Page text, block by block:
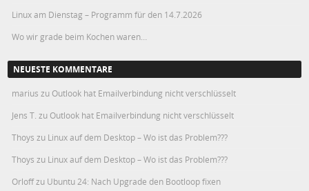
Linux am Dienstag – Programm für den 14.7.2026
Wo wir grade beim Kochen waren…
NEUESTE KOMMENTARE
marius zu Outlook hat Emailverbindung nicht verschlüsselt
Jens T. zu Outlook hat Emailverbindung nicht verschlüsselt
Thoys zu Linux auf dem Desktop – Wo ist das Problem???
Thoys zu Linux auf dem Desktop – Wo ist das Problem???
Orloffzu Ubuntu 24: Nach Upgrade den Bootloop fixen